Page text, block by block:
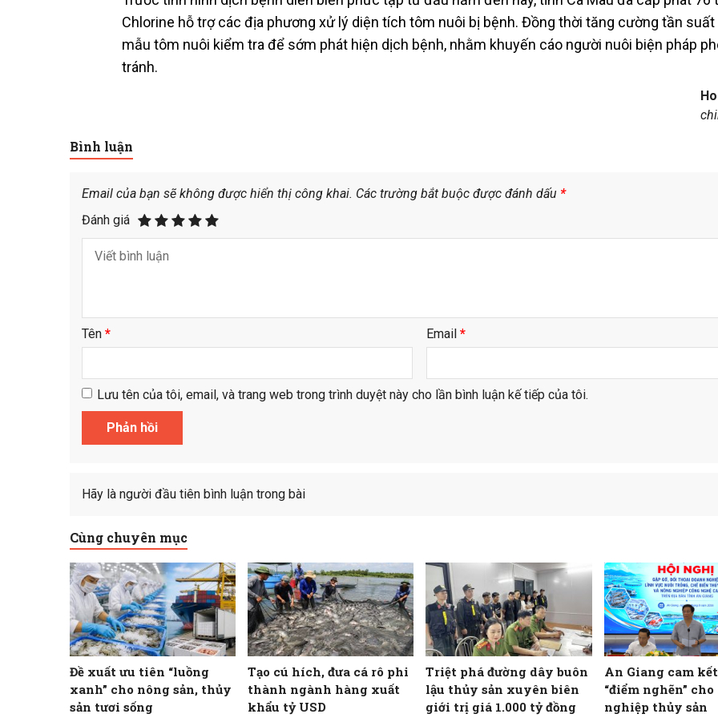
Chlorine hỗ trợ các địa phương xử lý diện tích tôm nuôi bị bệnh. Đồng thời tăng cường tần
mẫu tôm nuôi kiểm tra để sớm phát hiện dịch bệnh, nhằm khuyến cáo người nuôi biện pháp
tránh.
Bình luận
Email của bạn sẽ không được hiển thị công khai. Các trường bắt buộc được đánh dấu *
Đánh giá
Tên * Email*
Lưu tên của tôi, email, và trang web trong trình duyệt này cho lần bình luận kế tiếp của tôi.
Hãy là người đầu tiên bình luận trong bài
Cùng chuyên mục
Đề xuất ưu tiên “luồng
xanh” cho nông sản, thủy
sản tươi sống
Tạo cú hích, đưa cá rô phi
thành ngành hàng xuất
khẩu tỷ USD
Triệt phá đường dây buôn
lậu thủy sản xuyên biên
giới trị giá 1.000 tỷ đồng
An Giang cam
“điểm nghẽn”
nghiệp thủy sản